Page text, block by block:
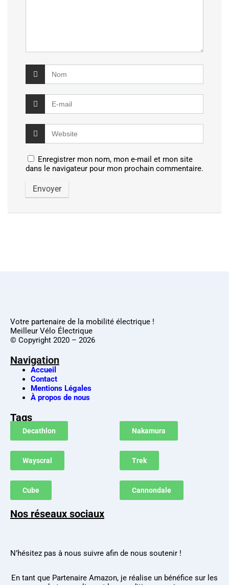
Enregistrer mon nom, mon e-mail et mon site
dans le navigateur pour mon prochain commentaire.
Votre partenaire de la mobilité électrique !
Meilleur Vélo Électrique
© Copyright 2020 – 2026
Navigation
Accueil
Contact
Mentions Légales
À propos de nous
Tags
Decathlon Nakamura
Wayscral Trek
Cube Cannondale
Nos réseaux sociaux
N’hésitez pas à nous suivre afin de nous soutenir !
En tant que Partenaire Amazon, je réalise un bénéfice sur les